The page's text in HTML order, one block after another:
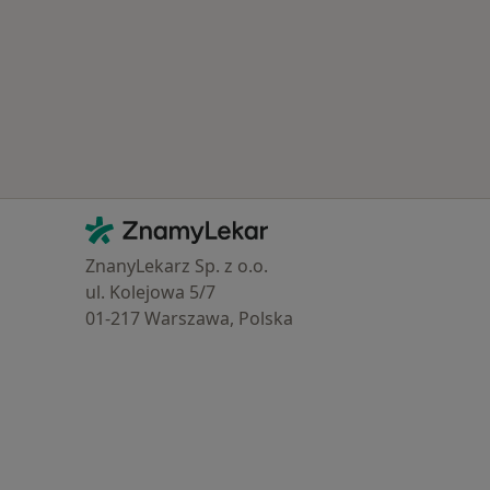
Kontakt
ZnamyLekar - Hlavní stránka
ZnanyLekarz Sp. z o.o.
ul. Kolejowa 5/7
01-217 Warszawa, Polska